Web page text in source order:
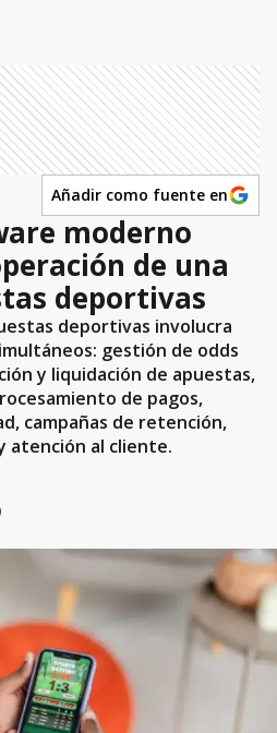
Añadir como fuente en
moderno
de una
deportivas
deportivas involucra
gestión de odds
y liquidación de apuestas,
de pagos,
campañas de retención,
atención al cliente.